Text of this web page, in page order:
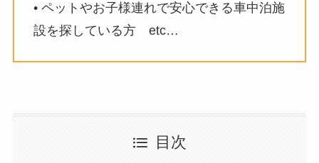
• ペットやお子様連れで安心できる車中泊施
設を探している方 etc…
目次